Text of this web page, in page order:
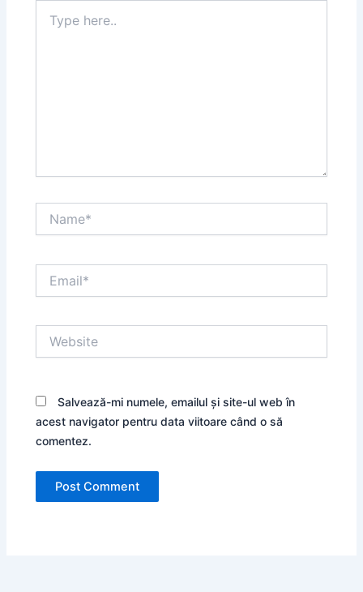
here..
Salvează-mi numele, emailul și site-ul web în
acest navigator pentru data viitoare când o să
comentez.